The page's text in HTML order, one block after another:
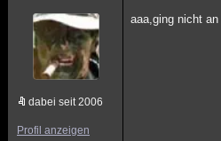
dabei seit 2006
Profil anzeigen
aaa,ging nicht